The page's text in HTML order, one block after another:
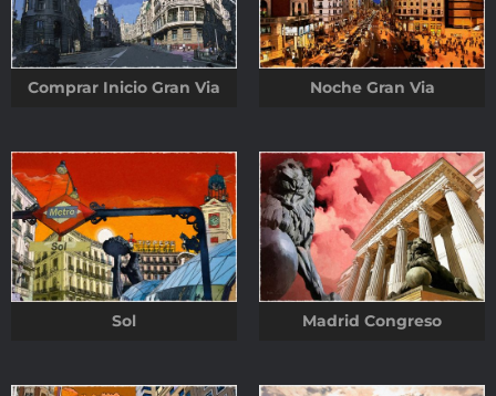
Comprar Inicio Gran Via Noche Gran Via
Sol Madrid Congreso